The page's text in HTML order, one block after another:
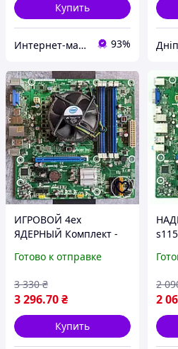
Купить
Интернет-магазин " Правильный Выбор " 93%
ИГРОВОЙ 4ех
ЯДЕРНЫЙ Комплект -
INTEL CORE I5-3550 ( 4
Плата IPISB-VR
Готово к отправке
3 296.70 ₴
3 330 ₴
Купить
/
2
2